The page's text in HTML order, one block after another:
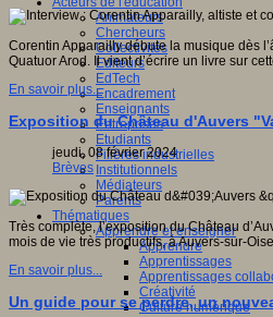
Animateurs
Chercheurs
Collectivités
Editeurs
EdTech
Encadrement
Enseignants
Entreprises
Etudiants
Filières industrielles
Institutionnels
Médiateurs
Parents
Thématiques
Apprendre et enseigner
Apprendre
Apprentissages
Apprentissages
Créativité
Culture numérique
Corentin Apparailly débute la musique dès
Quatuor Arod. Il vient d’écrire un livre sur
En savoir plus...
Exposition du Château d'Auvers
jeudi, 08 février 2024
Brèves
Très complète, l’exposition du Château
mois de vie très productifs, à Auvers-sur-
En savoir plus...
Un guide pour se perdre, un